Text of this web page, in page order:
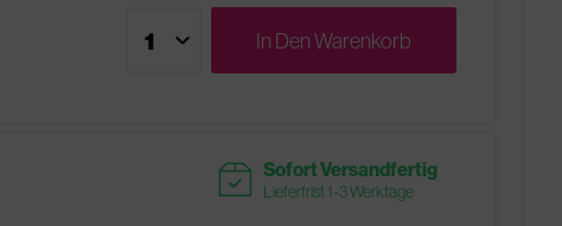
In DenWarenkorb
readytoship Sofort Versandfertig
Lieferfrist 1-3 Werktage